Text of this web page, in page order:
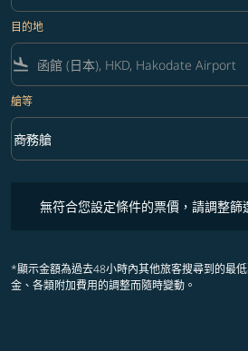
目的地
flight_land
艙等
艙等 option 商務艙 Selected
商務艙
keyboard_arrow_down
無符合您設定條件的票價，請調整篩
*顯示金額為過去48小時內其他旅客搜尋到的最
金、各類附加費用的調整而隨時變動。